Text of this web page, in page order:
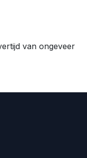
van ongeveer